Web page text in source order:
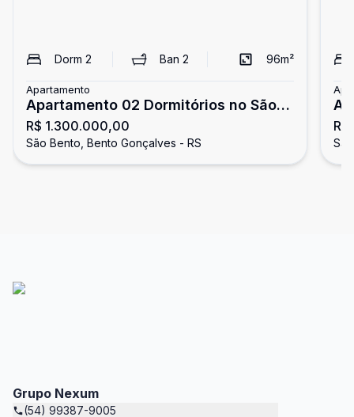
Dorm 2 Ban2 96m²
Apartamento
Apartamento 02 Dormitórios no São
Bento
R$ 1.300.000,00
São Bento, Bento Gonçalves - RS
Grupo Nexum
(54) 99387-9005